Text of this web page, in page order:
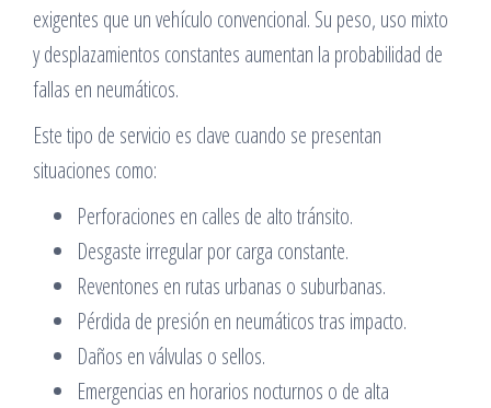
exigentes que un vehículo convencional. Su peso, uso mixto
y desplazamientos constantes aumentan la probabilidad de
fallas en neumáticos.
Este tipo de servicio es clave cuando se presentan
situaciones como:
Perforaciones en calles de alto tránsito.
Desgaste irregular por carga constante.
Reventones en rutas urbanas o suburbanas.
Pérdida de presión en neumáticos tras impacto.
Daños en válvulas o sellos.
Emergencias en horarios nocturnos o de alta